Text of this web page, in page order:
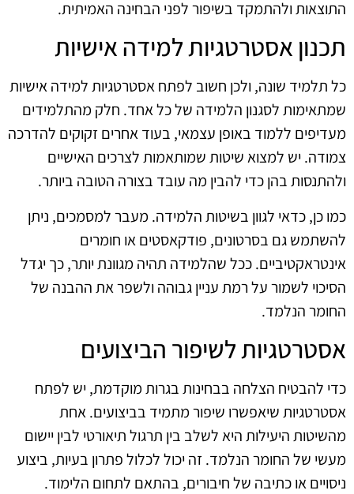
התוצאות ולהתמקד בשיפור לפני הבחינה האמיתית.
תכנון אסטרטגיות למידה אישיות
כל תלמיד שונה, ולכן חשוב לפתח אסטרטגיות למידה אישיות
שמתאימות לסגנון הלמידה של כל אחד. חלק מהתלמידים
מעדיפים ללמוד באופן עצמאי, בעוד אחרים זקוקים להדרכה
צמודה. יש למצוא שיטות שמותאמות לצרכים האישיים
ולהתנסות בהן כדי להבין מה עובד בצורה הטובה ביותר.
כמו כן, כדאי לגוון בשיטות הלמידה. מעבר למסמכים, ניתן
להשתמש גם בסרטונים, פודקאסטים או חומרים
אינטראקטיביים. ככל שהלמידה תהיה מגוונת יותר, כך יגדל
הסיכוי לשמור על רמת עניין גבוהה ולשפר את ההבנה של
החומר הנלמד.
אסטרטגיות לשיפור הביצועים
כדי להבטיח הצלחה בבחינות בגרות מוקדמת, יש לפתח
אסטרטגיות שיאפשרו שיפור מתמיד בביצועים. אחת
מהשיטות היעילות היא לשלב בין תרגול תיאורטי לבין יישום
מעשי של החומר הנלמד. זה יכול לכלול פתרון בעיות, ביצוע
ניסויים או כתיבה של חיבורים, בהתאם לתחום הלימוד.